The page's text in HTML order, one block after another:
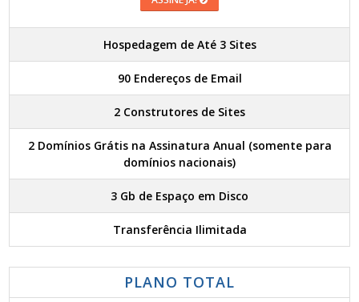
Hospedagem de Até 3 Sites
90 Endereços de Email
2 Construtores de Sites
2 Domínios Grátis na Assinatura Anual (somente para
domínios nacionais)
3 Gb de Espaço em Disco
Transferência Ilimitada
PLANO TOTAL